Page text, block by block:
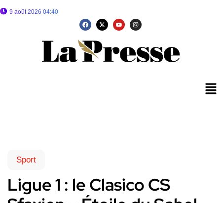
9 août 2026 04:40
Sport
Ligue 1 : le Clasico CS